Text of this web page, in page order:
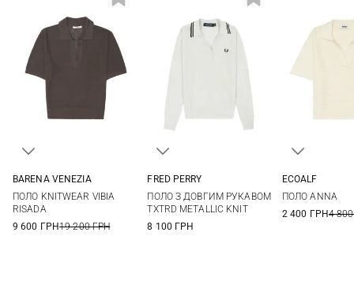
BARENA VENEZIA
ПОЛО KNITWEAR VIBIA
RISADA
9 600 ГРН19 200 ГРН
FRED PERRY
ПОЛО З ДОВГИМ РУКАВОМ
TXTRD METALLIC KNIT
8 100 ГРН
ECOALF
ПОЛО ANNA
2 400 ГРН4